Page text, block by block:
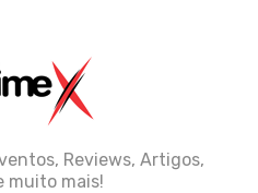
Reviews, Artigos,
muito mais!